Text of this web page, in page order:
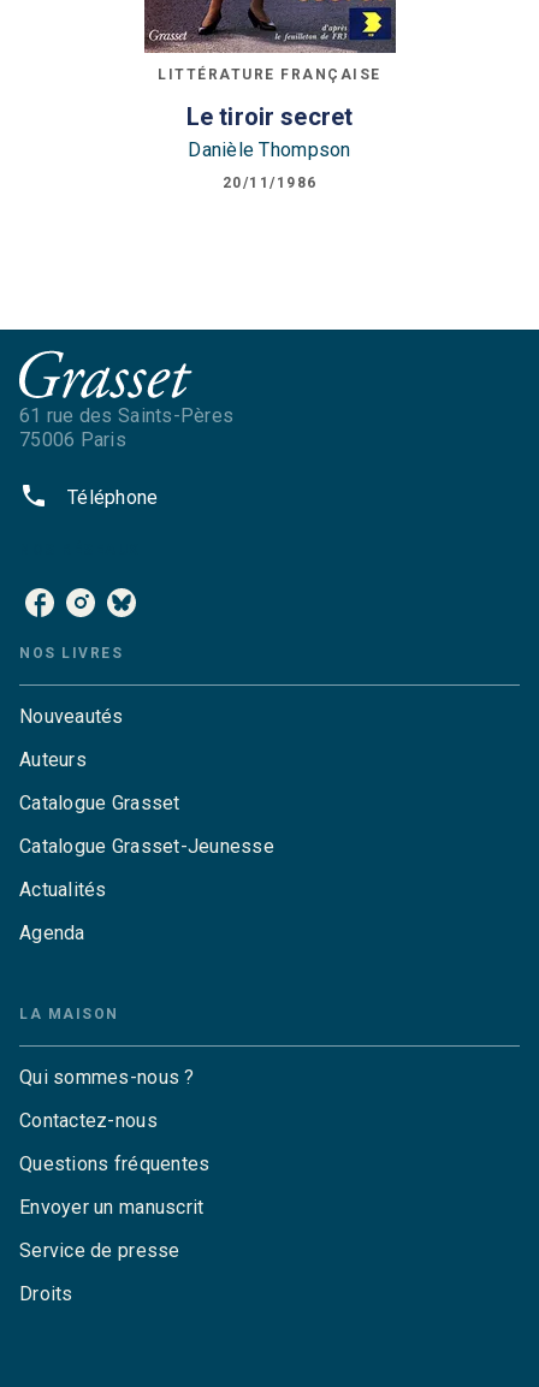
LITTÉRATURE FRANÇAISE
Le tiroir secret
Danièle Thompson
20/11/1986
61 rue des Saints-Pères
75006 Paris
phone Téléphone
NOS LIVRES
Nouveautés
Auteurs
Catalogue Grasset
Catalogue Grasset-Jeunesse
Actualités
Agenda
LA MAISON
Qui sommes-nous ?
Contactez-nous
Questions fréquentes
Envoyer un manuscrit
Service de presse
Droits